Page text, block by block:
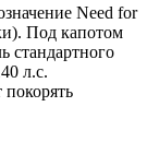
Need for
Под капотом
стандартного
л.с.